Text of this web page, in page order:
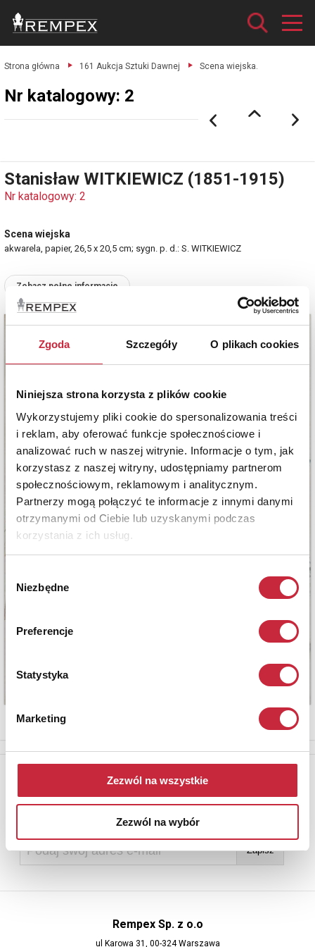
Zgoda Szczegóły O plikach cookies
Niniejsza strona korzysta z plików cookie
Wykorzystujemy pliki cookie do spersonalizowania treści
i reklam, aby oferować funkcje społecznościowe i
analizować ruch w naszej witrynie. Informacje o tym, jak
korzystasz z naszej witryny, udostępniamy partnerom
społecznościowym, reklamowym i analitycznym.
Partnerzy mogą połączyć te informacje z innymi danymi
otrzymanymi od Ciebie lub uzyskanymi podczas
korzystania z ich usług.
zgody
Niezbędne
Preferencje
Statystyka
Marketing
Zezwól na wszystkie
Zezwól na wybór
Strona główna 161 Aukcja Sztuki Dawnej Scena wiejska.
Nr katalogowy: 2
Stanisław WITKIEWICZ (1851-1915)
Nr katalogowy: 2
Scena wiejska
akwarela, papier, 26,5 x 20,5 cm; sygn. p. d.: S. WITKIEWICZ
Zobacz pełne informacje
Newsletter
Aby otrzymywać informacje o nowych aukcjach, prosimy podać
Rempex Sp. z o.o
ul Karowa 31, 00-324 Warszawa